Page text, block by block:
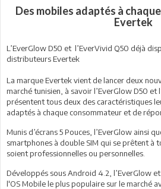
Des mobiles adaptés à
Evertek
L’EverGlow D50 et l’EverVivid Q50 déjà
distributeurs Evertek
La marque Evertek vient de lancer deux
marché tunisien, à savoir l’EverGlow D50 et
présentent tous deux des caractéristiques
adaptés à chaque consommateur et de
Munis d’écrans 5 Pouces, l’EverGlow ainsi
smartphones à double SIM qui se prêtent à
soient professionnelles ou personnelles.
Développés sous Android 4.2, l’EverGlow
l'OS Mobile le plus populaire sur le marché